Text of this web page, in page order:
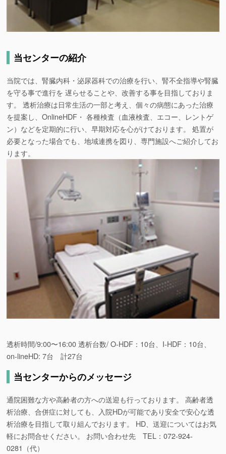
当センターの紹介
当院では、腎臓内科・泌尿器科での治療を行い、腎不全指導や腎臓
を守る事で進行を 遅らせることや、改善する事を目指しておりま
す。 透析治療は日常生活の一部と考え、個々の病態にあった治療
を提案し、OnlineHDF・ 各種検査（血液検査、エコー、レントゲ
ン）などを定期的に行い、早期対応を心がけております。 処置が
必要となった場合でも、地域連携を図り、専門施設へご紹介してお
ります。
透析時間/9:00〜16:00 透析台数/ O-HDF：10台、I-HDF：10台、
on-lineHD: 7台 計27台
当センターからのメッセージ
通院困難な方や高齢者の方への送迎も行っております。 高齢者透
析治療、合併症に対しても、入院HDが可能であり安全で安心な透
析治療を目指して取り組んでおります。 HD、送迎についてはお気
軽にお問合せください。 お問い合わせ先 TEL：072-924-
0281（代）